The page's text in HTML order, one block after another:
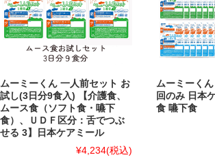
ムーミーくん 一人前セット お
試し(3日分9食入) 【介護食、
ムース食（ソフト食・嚥下
食）、ＵＤＦ区分：舌でつぶ
せる 3】日本ケアミール
¥4,234(税込)
ムーミーく
回のみ 日本
食 嚥下食